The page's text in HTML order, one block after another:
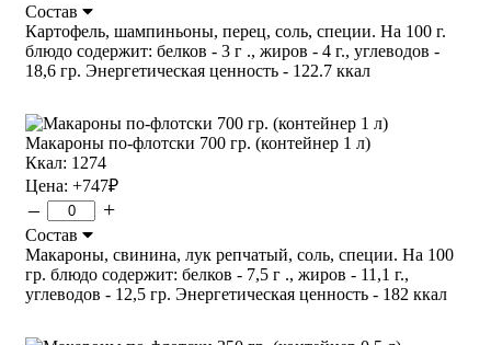
Состав
Картофель, шампиньоны, перец, соль, специи. На 100 г.
блюдо содержит: белков - 3 г ., жиров - 4 г., углеводов -
18,6 гр. Энергетическая ценность - 122.7 ккал
Макароны по-флотски 700 гр. (контейнер 1 л)
Ккал: 1274
Цена: +747₽
– +
Состав
Макароны, свинина, лук репчатый, соль, специи. На 100
гр. блюдо содержит: белков - 7,5 г ., жиров - 11,1 г.,
углеводов - 12,5 гр. Энергетическая ценность - 182 ккал